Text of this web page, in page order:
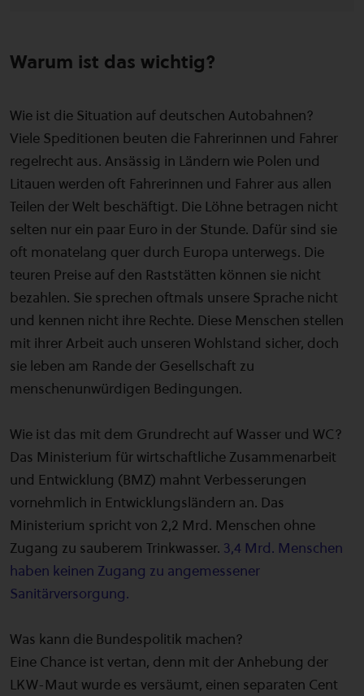
Warum ist das wichtig?
Wie ist die Situation auf deutschen Autobahnen?
Viele Speditionen beuten die Fahrerinnen und Fahrer
regelrecht aus. Ansässig in Ländern wie Polen und
Litauen werden oft Fahrerinnen und Fahrer aus allen
Teilen der Welt beschäftigt. Die Löhne betragen nicht
selten nur ein paar Euro in der Stunde. Dafür sind sie
oft monatelang quer durch Europa unterwegs. Die
teuren Preise auf den Raststätten können sie nicht
bezahlen. Sie sprechen oftmals unsere Sprache nicht
und kennen nicht ihre Rechte. Diese Menschen stellen
mit ihrer Arbeit auch unseren Wohlstand sicher, doch
sie leben am Rande der Gesellschaft zu
menschenunwürdigen Bedingungen.
Wie ist das mit dem Grundrecht auf Wasser und WC?
Das Ministerium für wirtschaftliche Zusammenarbeit
und Entwicklung (BMZ) mahnt Verbesserungen
vornehmlich in Entwicklungsländern an. Das
Ministerium spricht von 2,2 Mrd. Menschen ohne
Zugang zu sauberem Trinkwasser. 3,4 Mrd. Menschen
haben keinen Zugang zu angemessener
Sanitärversorgung.
Was kann die Bundespolitik machen?
Eine Chance ist vertan, denn mit der Anhebung der
LKW-Maut wurde es versäumt, einen separaten Cent